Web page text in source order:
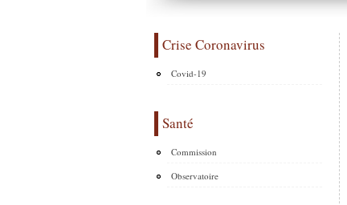
Crise Coronavirus
Covid-19
Santé
Commission
Observatoire